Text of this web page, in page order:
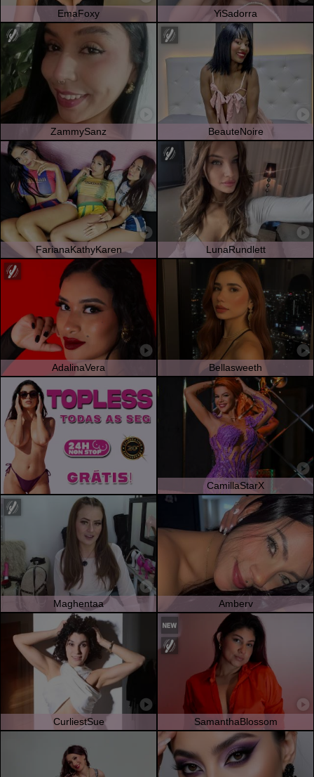
EmaFoxy YiSadorra
ZammySanz BeauteNoire
FarianaKathyKaren LunaRundlett
AdalinaVera Bellasweeth
CamillaStarX
Maghentaa Amberv
CurliestSue SamanthaBlossom